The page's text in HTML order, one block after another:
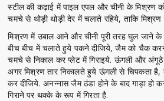
स्टील की कढ़ाई में पाइल एपल और चीनी के मिश्रण
चमचे से थोड़ी थोड़ी देर में चलाते रहिये, ताकि
मिश्रण में उबाल आने और चीनी पूरी तरह घुल जाने के
बीच बीच में चलाते हुये पकने दीजिये, जैम को चैक
चमचे से निकाल कर प्लेट में गिराइये. ऊंगली और
अगर मिश्रण तार निकालते हुये ऊंगली से चिपकता
कर दीजिये. अनन्नास जैम ठंडा होने के बाद गाड़ा हो
गिराने पर थक्के के रूप में गिरता है.